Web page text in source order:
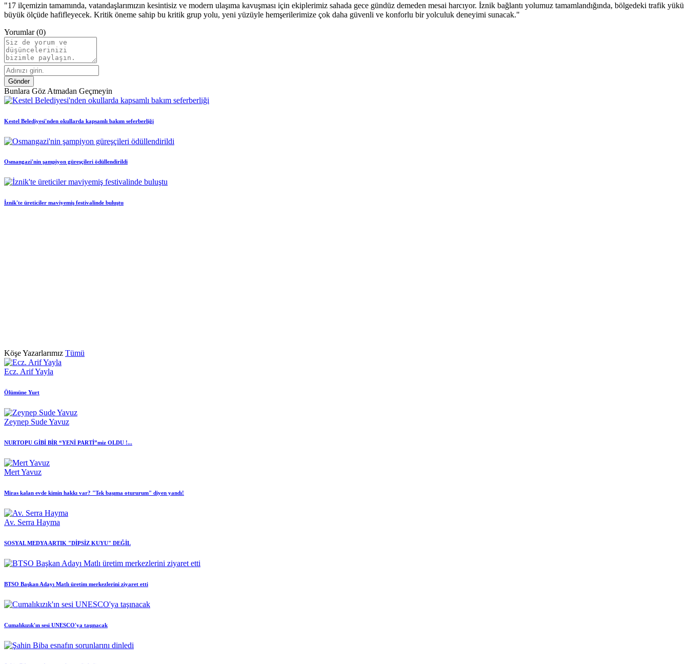
"17 ilçemizin tamamında, vatandaşlarımızın kesintisiz ve modern ulaşıma kavuşması için ekiplerimiz sahada gece gündüz demeden mesai harcıyor. İznik bağlantı yolumuz tamamlandığında, bölgedeki trafik yükü
büyük ölçüde hafifleyecek. Kritik öneme sahip bu kritik grup yolu, yeni yüzüyle hemşerilerimize çok daha güvenli ve konforlu bir yolculuk deneyimi sunacak."
Yorumlar (0)
Gönder
Bunlara Göz Atmadan Geçmeyin
Kestel Belediyesi'nden okullarda kapsamlı bakım seferberliği
Osmangazi'nin şampiyon güreşçileri ödüllendirildi
İznik'te üreticiler maviyemiş festivalinde buluştu
Köşe Yazarlarımız Tümü
Ecz. Arif Yayla
Ölümüne Yurt
Zeynep Sude Yavuz
NURTOPU GİBİ BİR “YENİ PARTİ”miz OLDU !...
Mert Yavuz
Miras kalan evde kimin hakkı var? "Tek başıma otururum" diyen yandı!
Av. Serra Hayma
SOSYAL MEDYA ARTIK "DİPSİZ KUYU" DEĞİL
BTSO Başkan Adayı Matlı üretim merkezlerini ziyaret etti
Cumalıkızık'ın sesi UNESCO'ya taşınacak